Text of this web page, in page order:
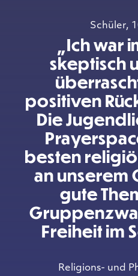
Schüler,
„Ich war
skeptisch
positiven
Die
besten
an unserem
gute
Freiheit im
Religions- und